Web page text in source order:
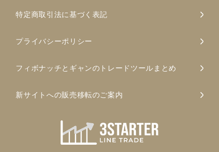
特定商取引法に基づく表記
プライバシーポリシー
フィボナッチとギャンのトレードツールまとめ
新サイトへの販売移転のご案内